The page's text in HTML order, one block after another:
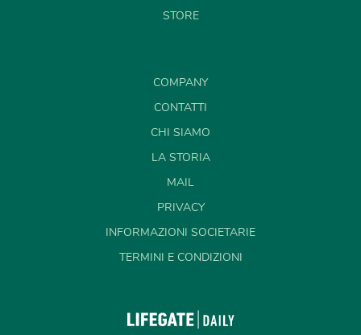
STORE
COMPANY
CONTATTI
CHI SIAMO
LA STORIA
MAIL
PRIVACY
INFORMAZIONI SOCIETARIE
TERMINI E CONDIZIONI